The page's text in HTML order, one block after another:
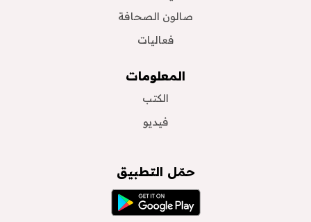
صالون الصحافة
فعاليات
المعلومات
الكتب
فيديو
حمّل التطبيق